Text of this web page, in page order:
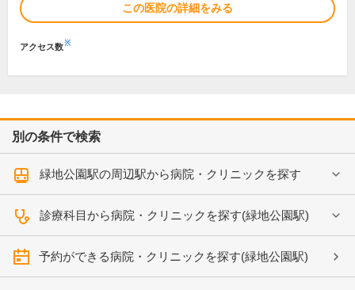
この医院の詳細をみる
アクセス数※
別の条件で検索
緑地公園駅の周辺駅から病院・クリニックを探す
診療科目から病院・クリニックを探す(緑地公園駅)
予約ができる病院・クリニックを探す(緑地公園駅)